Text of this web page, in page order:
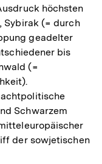
höchsten
Sybirak (= durch
geadelter
bis
(=
Schwarzem
der sowjetischen